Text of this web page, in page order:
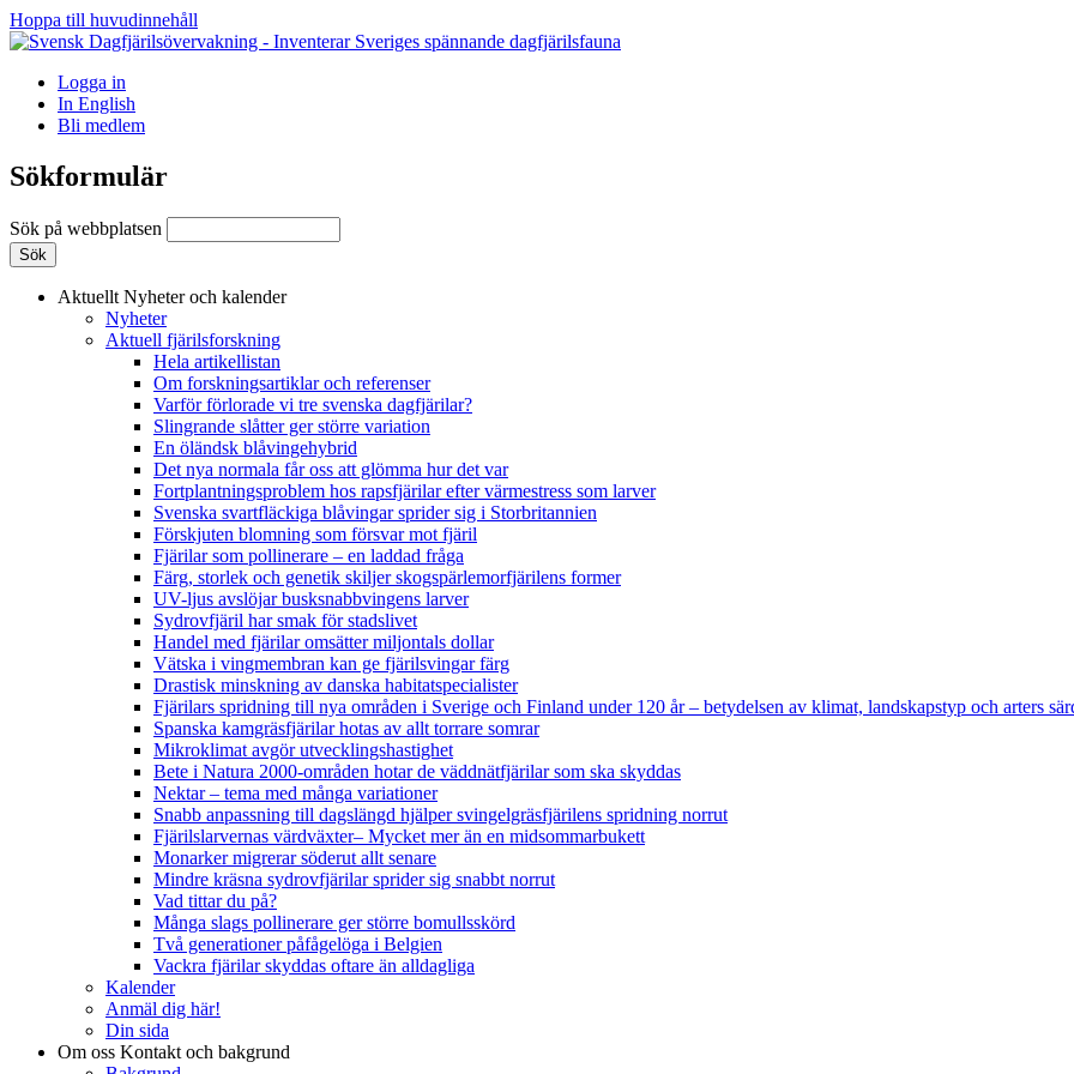
Hoppa till huvudinnehåll
Logga in
In English
Bli medlem
Sökformulär
Sök på webbplatsen
Aktuellt Nyheter och kalender
Nyheter
Aktuell fjärilsforskning
Hela artikellistan
Om forskningsartiklar och referenser
Varför förlorade vi tre svenska dagfjärilar?
Slingrande slåtter ger större variation
En öländsk blåvingehybrid
Det nya normala får oss att glömma hur det var
Fortplantningsproblem hos rapsfjärilar efter värmestress som larver
Svenska svartfläckiga blåvingar sprider sig i Storbritannien
Förskjuten blomning som försvar mot fjäril
Fjärilar som pollinerare – en laddad fråga
Färg, storlek och genetik skiljer skogspärlemorfjärilens former
UV-ljus avslöjar busksnabbvingens larver
Sydrovfjäril har smak för stadslivet
Handel med fjärilar omsätter miljontals dollar
Vätska i vingmembran kan ge fjärilsvingar färg
Drastisk minskning av danska habitatspecialister
Fjärilars spridning till nya områden i Sverige och Finland under 120 år– betydelsen av klimat, landskapstyp och arters
Spanska kamgräsfjärilar hotas av allt torrare somrar
Mikroklimat avgör utvecklingshastighet
Bete i Natura 2000-områden hotar de väddnätfjärilar som ska skyddas
Nektar – tema med många variationer
Snabb anpassning till dagslängd hjälper svingelgräsfjärilens spridning norrut
Fjärilslarvernas värdväxter– Mycket mer än en midsommarbukett
Monarker migrerar söderut allt senare
Mindre kräsna sydrovfjärilar sprider sig snabbt norrut
Vad tittar du på?
Många slags pollinerare ger större bomullsskörd
Två generationer påfågelöga i Belgien
Vackra fjärilar skyddas oftare än alldagliga
Kalender
Anmäl dig här!
Din sida
Om oss Kontakt och bakgrund